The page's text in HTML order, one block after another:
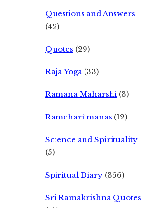
Questions and Answers
(42)
Quotes (29)
Raja Yoga (33)
Ramana Maharshi (3)
Ramcharitmanas (12)
Science and Spirituality
(5)
Spiritual Diary (366)
Sri Ramakrishna Quotes